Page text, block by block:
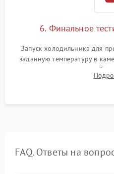
6. Финальное
Запуск холодильника для
заданную температуру в
компрессора, отсутствия
срабатывания системы
FAQ. Ответы на